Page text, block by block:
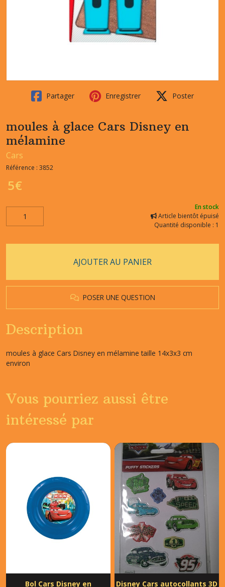
Partager Enregistrer Poster
moules à glace Cars Disney en
mélamine
Cars
Référence : 3852
5€
En stock
Article bientôt épuisé
Quantité disponible : 1
AJOUTER AU PANIER
POSER UNE QUESTION
Description
moules à glace Cars Disney en mélamine taille 14x3x3 cm
environ
Vous pourriez aussi être
intéressé par
Bol Cars Disney en Disney Cars autocollants 3D